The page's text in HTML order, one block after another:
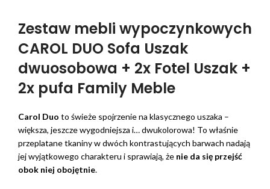
Zestaw mebli wypoczynkowych
CAROL DUO Sofa Uszak
dwuosobowa + 2x Fotel Uszak +
2x pufa Family Meble
Carol Duo to świeże spojrzenie na klasycznego uszaka –
większa, jeszcze wygodniejsza i… dwukolorowa! To właśnie
przeplatane tkaniny w dwóch kontrastujących barwach nadają
jej wyjątkowego charakteru i sprawiają, że nie da się przejść
obok niej obojętnie.